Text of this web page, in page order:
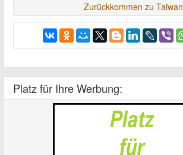
Zurückkommen zu Taiwan
Platz für Ihre Werbung: